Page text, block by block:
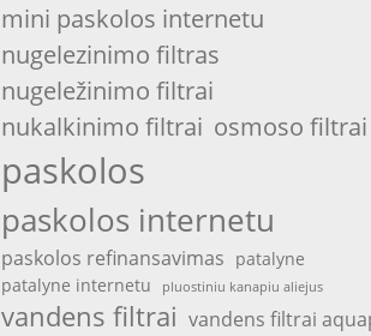
mini paskolos internetu
nugelezinimo filtras
nugeležinimo filtrai
nukalkinimo filtrai osmoso filtrai
paskolos
paskolos internetu
paskolos refinansavimas patalyne
patalyne internetu
pluostiniu kanapiu aliejus
vandens filtrai vandens filtrai